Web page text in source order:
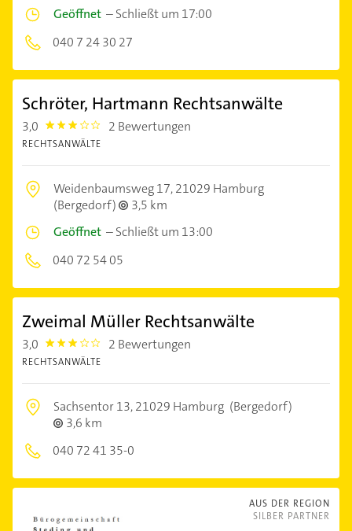
Geöffnet –Schließt um 17:00
040 7 24 30 27
Schröter, Hartmann Rechtsanwälte
3,0 3.0 2 Bewertungen
RECHTSANWÄLTE
Weidenbaumsweg 17,21029 Hamburg
(Bergedorf)
3,5 km
Geöffnet –Schließt um 13:00
040 72 54 05
Zweimal Müller Rechtsanwälte
3,0 3.0 2 Bewertungen
RECHTSANWÄLTE
Sachsentor 13,21029 Hamburg (Bergedorf)
3,6 km
040 72 41 35-0
AUS DER REGION
SILBER PARTNER